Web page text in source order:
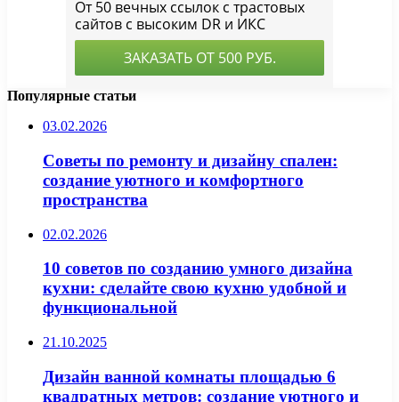
Популярные статьи
03.02.2026
Советы по ремонту и дизайну спален:
создание уютного и комфортного
пространства
02.02.2026
10 советов по созданию умного дизайна
кухни: сделайте свою кухню удобной и
функциональной
21.10.2025
Дизайн ванной комнаты площадью 6
квадратных метров: создание уютного и